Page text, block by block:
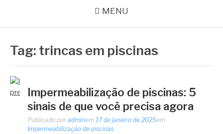
MENU
Tag: trincas em piscinas
Impermeabilização de piscinas: 5
sinais de que você precisa agora
Publicado por adminem 17 de janeiro de 2025em
Impermeabilização de piscinas